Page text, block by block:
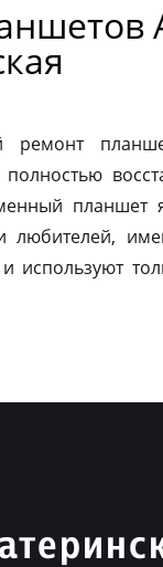
ремонт
планшет
любителей,
используют